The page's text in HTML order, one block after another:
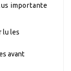
importante
lu les
avant